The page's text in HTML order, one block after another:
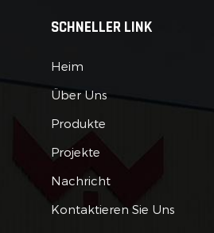
SCHNELLER LINK
Heim
Über Uns
Produkte
Projekte
Nachricht
Kontaktieren Sie Uns